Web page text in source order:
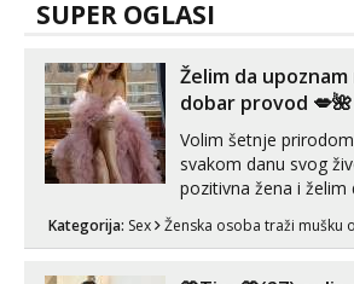
SUPER OGLASI
Želim da upoznam
dobar provod 💋🌺
Volim šetnje
svakom danu svog
pozitivna žena i želim
može i nešto više.💋🌺
Kategorija: Sex Ženska osoba traži mušku